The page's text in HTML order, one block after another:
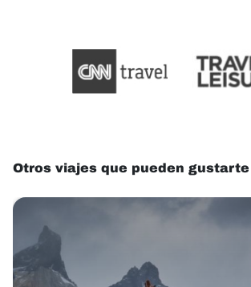
Otros viajes que pueden gustarte